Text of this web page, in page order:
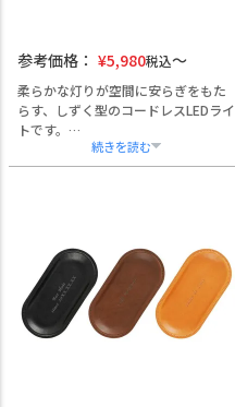
参考価格： ¥5,980税込
柔らかな灯りが空間に安らぎをもた
らす、しずく型のコードレスLEDライ
トです。
シンプルで洗練されたデザインは、
オフィスの受付や応接室、ホテル客
ベルティにも最適です。
熨斗・ラッピング・手提げ袋にも対
応しており、ギフト用途にもご活用
いただけます。
電池付きで、すぐにご使用いただけ